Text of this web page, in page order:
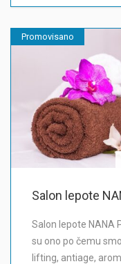
Promovisano
Salon lepote
Salon lepote NANA
su ono po čemu
lifting, antiage,